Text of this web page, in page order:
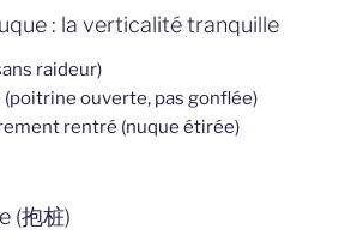
: la verticalité tranquille
raideur)
ouverte, pas gonflée)
rentré (nuque étirée)
(抱桩)